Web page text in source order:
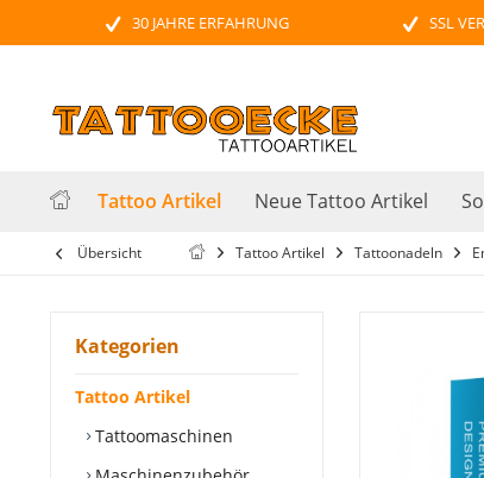
30 JAHRE ERFAHRUNG SSL
Tattoo Artikel Neue Tattoo Artikel
Übersicht Tattoo Artikel Tattoonadeln
Kategorien
Tattoo Artikel
Tattoomaschinen